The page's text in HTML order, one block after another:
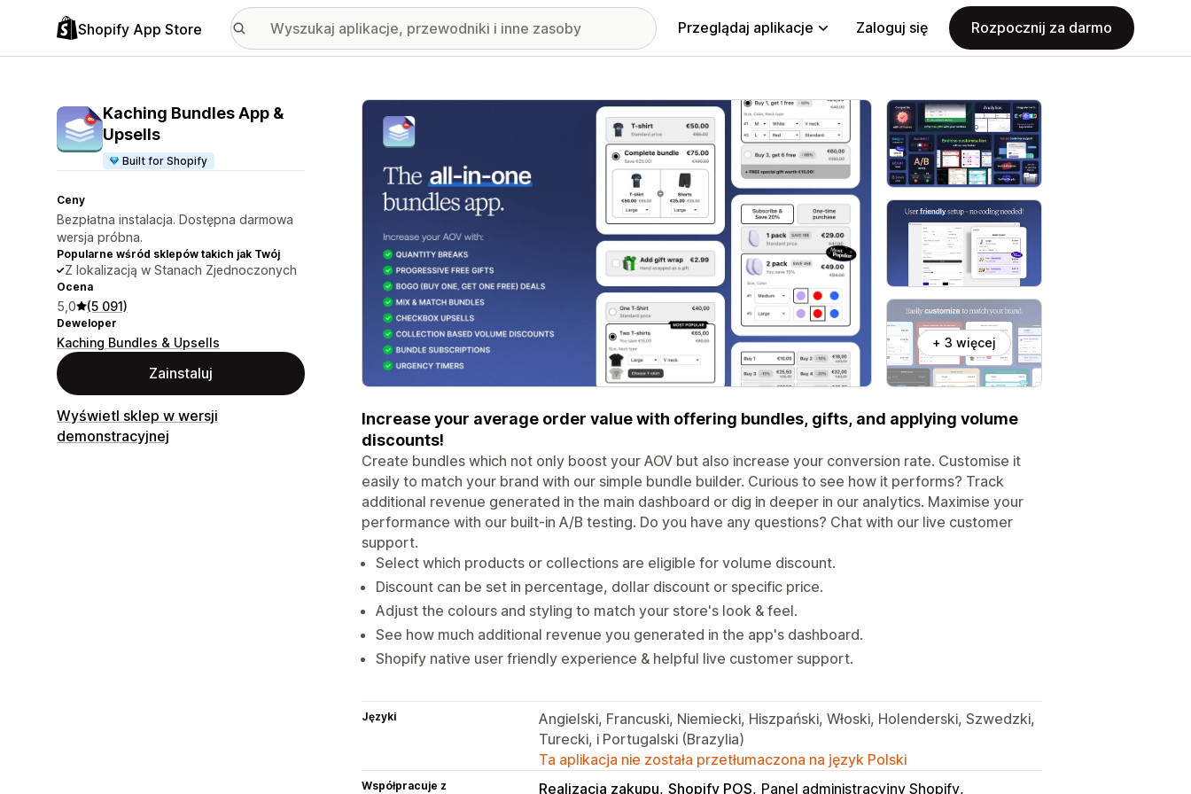
Shopify App Store Przeglądaj aplikacje Zaloguj się Rozpocznij za darmo
Kaching Bundles App &
Upsells
Built for Shopify
Ceny
Bezpłatna instalacja. Dostępna darmowa
wersja próbna.
Popularne wśród sklepów takich jak Twój
Z lokalizacją w Stanach Zjednoczonych
Ocena
5,0 (5 091)
Deweloper
Kaching Bundles & Upsells
Zainstaluj
Wyświetl sklep w wersji
demonstracyjnej
Wyróżnione obrazy w galerii
+ 3 więcej
Increase your average order value with offering bundles, gifts, and applying volume
discounts!
Create bundles which not only boost your AOV but also increase your conversion rate. Customise it
easily to match your brand with our simple bundle builder. Curious to see how it performs? Track
additional revenue generated in the main dashboard or dig in deeper in our analytics. Maximise your
performance with our built-in A/B testing. Do you have any questions? Chat with our live customer
support.
Select which products or collections are eligible for volume discount.
Discount can be set in percentage, dollar discount or specific price.
Adjust the colours and styling to match your store's look & feel.
See how much additional revenue you generated in the app's dashboard.
Shopify native user friendly experience & helpful live customer support.
Języki
Angielski, Francuski, Niemiecki, Hiszpański, Włoski, Holenderski, Szwedzki,
Turecki, i Portugalski (Brazylia)
Ta aplikacja nie została przetłumaczona na język Polski
Współpracuje z Realizacja zakupu Shopify POS Panel administracyjny Shopify